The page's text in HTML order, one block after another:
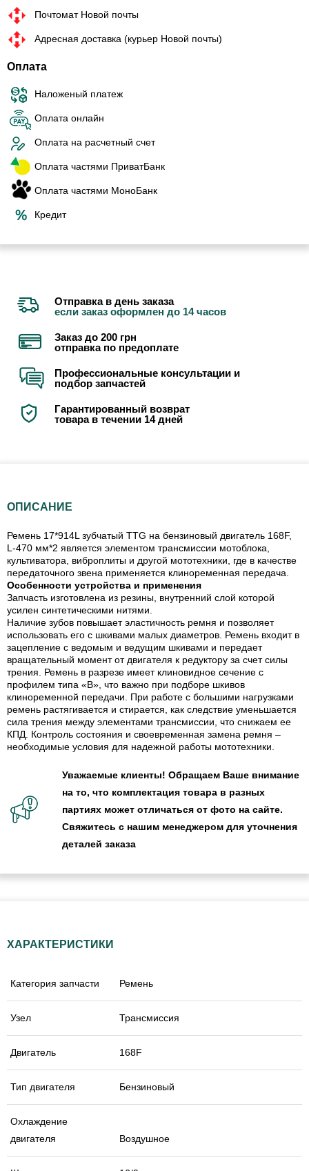
Почтомат Новой почты
Адресная доставка (курьер Новой почты)
Оплата
Наложеный платеж
Оплата онлайн
Оплата на расчетный счет
Оплата частями ПриватБанк
Оплата частями МоноБанк
Кредит
Отправка в день заказа
если заказ оформлен до 14 часов
Заказ до 200 грн
отправка по предоплате
Профессиональные консультации и
подбор запчастей
Гарантированный возврат
товара в течении 14 дней
ОПИСАНИЕ
Ремень 17*914L зубчатый TTG на бензиновый двигатель 168F,
L-470 мм*2 является элементом трансмиссии мотоблока,
культиватора, виброплиты и другой мототехники, где в качестве
передаточного звена применяется клиноременная передача.
Особенности устройства и применения
Запчасть изготовлена из резины, внутренний слой которой
усилен синтетическими нитями.
Наличие зубов повышает эластичность ремня и позволяет
использовать его с шкивами малых диаметров. Ремень входит в
зацепление с ведомым и ведущим шкивами и передает
вращательный момент от двигателя к редуктору за счет силы
трения. Ремень в разрезе имеет клиновидное сечение с
профилем типа «В», что важно при подборе шкивов
клиноременной передачи. При работе с большими нагрузками
ремень растягивается и стирается, как следствие уменьшается
сила трения между элементами трансмиссии, что снижаем ее
КПД. Контроль состояния и своевременная замена ремня –
необходимые условия для надежной работы мототехники.
Уважаемые клиенты! Обращаем Ваше внимание
на то, что комплектация товара в разных
партиях может отличаться от фото на сайте.
Свяжитесь с нашим менеджером для уточнения
деталей заказа
ХАРАКТЕРИСТИКИ
Категория запчасти Ремень
Узел Трансмиссия
Двигатель 168F
Тип двигателя Бензиновый
Охлаждение
двигателя
Воздушное